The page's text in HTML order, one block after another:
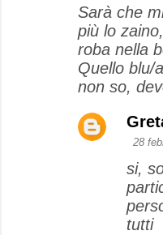
Sarà che
più lo
roba nella
Quello blu/
non so,
28
si,
tutti